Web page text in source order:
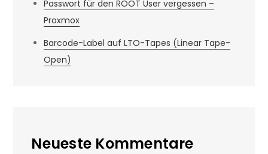
Passwort für den ROOT User vergessen –
Proxmox
Barcode-Label auf LTO-Tapes (Linear Tape-
Open)
Neueste Kommentare